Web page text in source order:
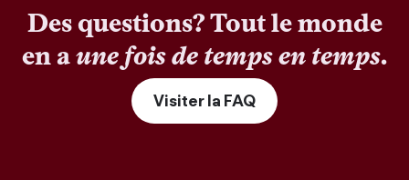
Des questions? Tout le monde
en aune fois de temps en temps.
Visiter la FAQ